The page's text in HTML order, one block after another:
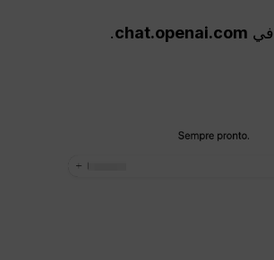
chat.openai.com
.